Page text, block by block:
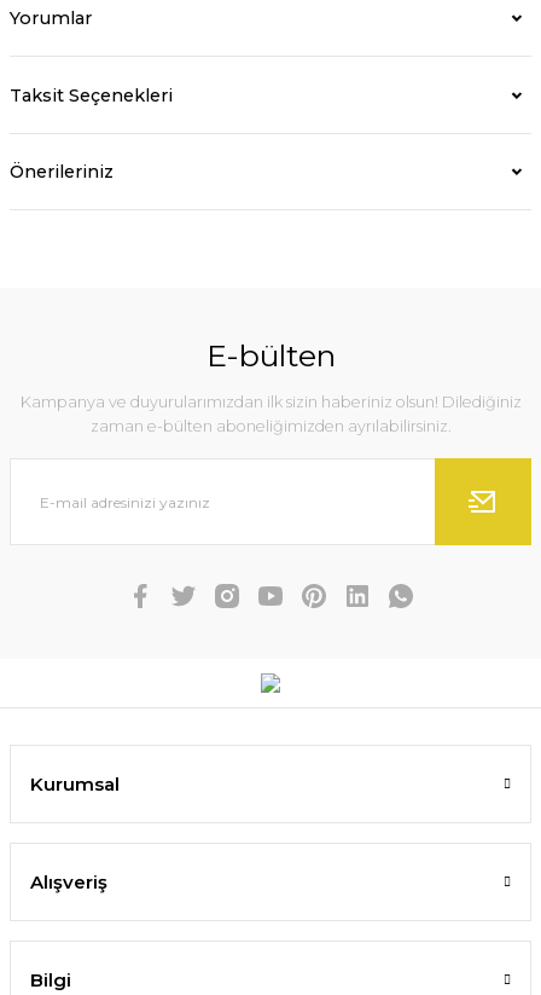
Yorumlar
Taksit Seçenekleri
Önerileriniz
E-bülten
Kampanya ve duyurularımızdan ilk sizin haberiniz olsun! Dilediğiniz
zaman e-bülten aboneliğimizden ayrılabilirsiniz.
Kurumsal
Alışveriş
Bilgi